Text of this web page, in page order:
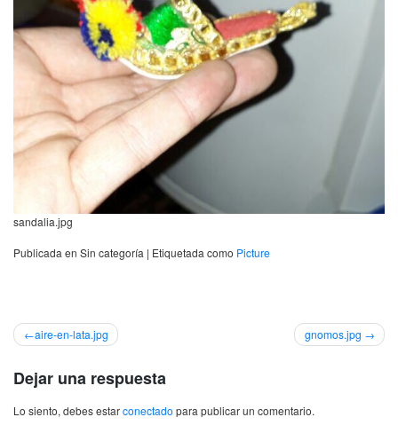
sandalia.jpg
Publicada en Sin categoría | Etiquetada como Picture
Navegación
entradas
aire-en-lata.jpg gnomos.jpg
Dejar una respuesta
Lo siento, debes estarconectado para publicar un comentario.